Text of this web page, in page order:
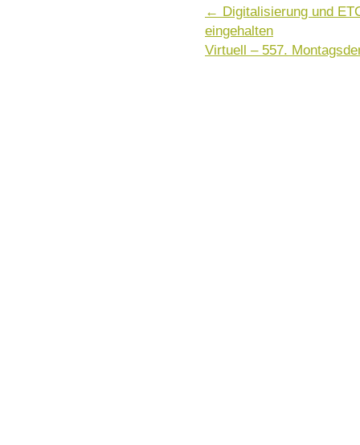
← Digitalisierung und
eingehalten
Virtuell – 557.